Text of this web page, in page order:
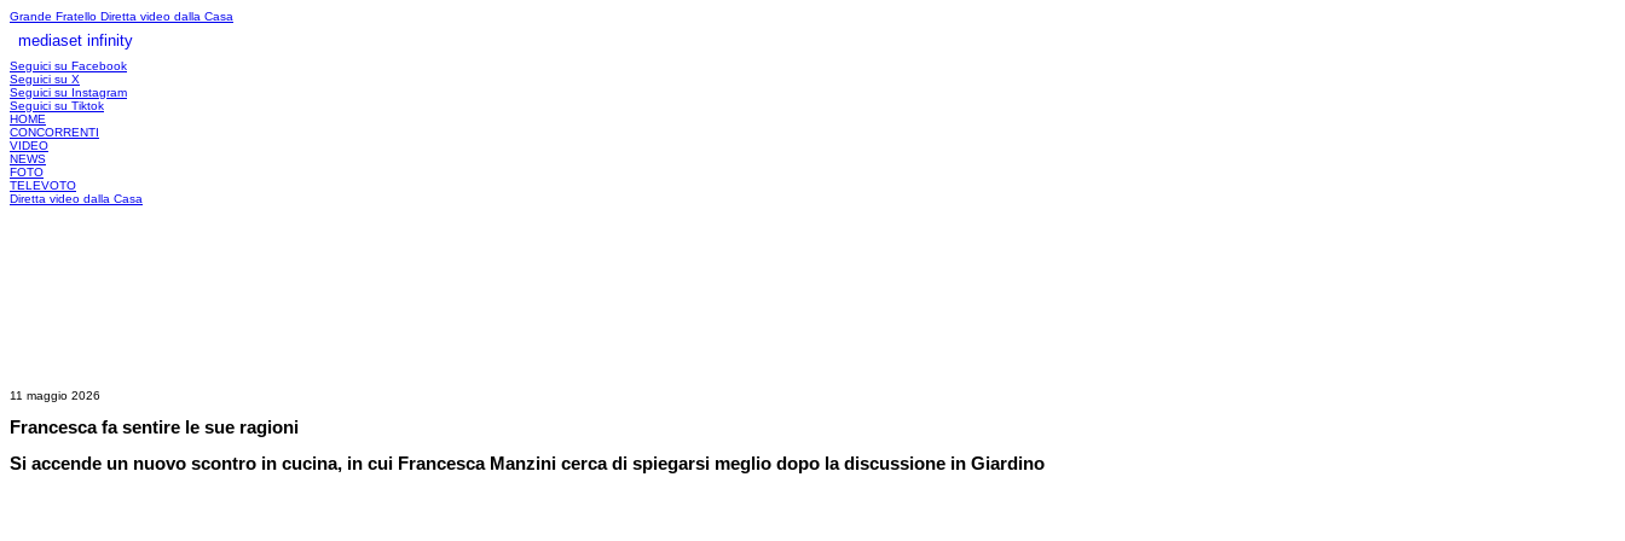
Grande Fratello Diretta video dalla Casa
mediaset infinity
Seguici su Facebook
Seguici su X
Seguici su Instagram
Seguici su Tiktok
HOME
CONCORRENTI
VIDEO
NEWS
FOTO
TELEVOTO
Diretta video dalla Casa
11 maggio 2026
Francesca fa sentire le sue ragioni
Si accende un nuovo scontro in cucina, in cui Francesca Manzini cerca di spiegarsi meglio dopo la discussione in Giardino